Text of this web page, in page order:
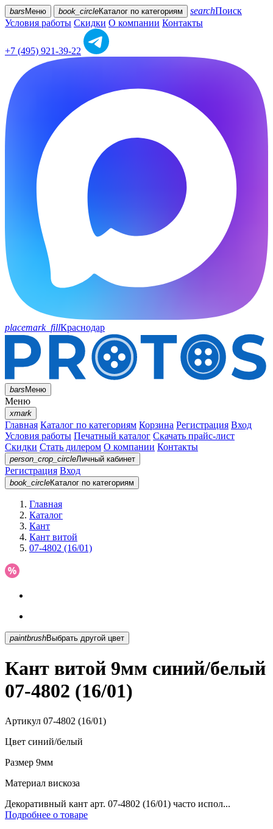
bars Меню book_circleКаталог по категориям searchПоиск
Условия работы Скидки О компании Контакты
+7 (495) 921-39-22
placemark_fillКраснодар
barsМеню
Меню
xmark
Главная Каталог по категориям Корзина Регистрация Вход
Условия работы Печатный каталог Скачать прайс-лист
Скидки Стать дилером О компании Контакты
person_crop_circleЛичный кабинет
Регистрация Вход
book_circleКаталог по категориям
Главная
Каталог
Кант
Кант витой
07-4802 (16/01)
paintbrush Выбрать другой цвет
Кант витой 9мм синий/белый
07-4802 (16/01)
Артикул 07-4802 (16/01)
Цвет синий/белый
Размер 9мм
Материал вискоза
Декоративный кант арт. 07-4802 (16/01) часто испол...
Подробнее о товаре